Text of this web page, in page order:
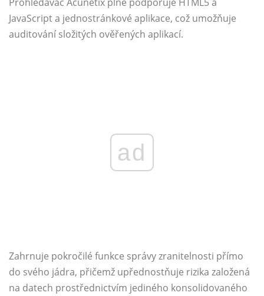
JavaScript a jednostránkové aplikace, což umožňuje
auditování složitých ověřených aplikací.
ad
Zahrnuje pokročilé funkce správy zranitelnosti přímo
do svého jádra, přičemž upřednostňuje rizika založená
na datech prostřednictvím jediného konsolidovaného